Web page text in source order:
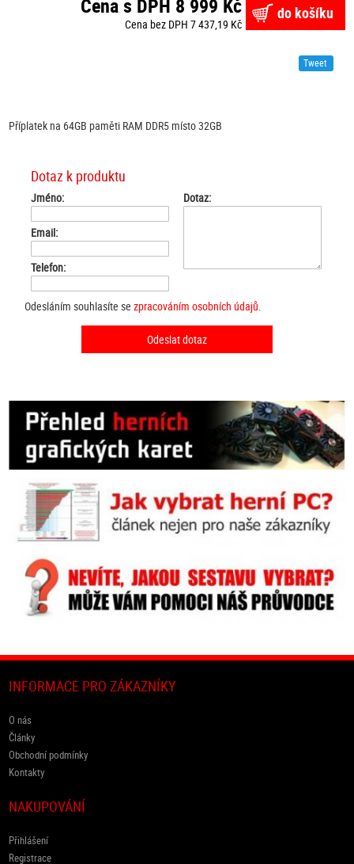
Cena s DPH 8 999 Kč
Cena bez DPH 7 437,19 Kč
do košíku
Tweet
Příplatek na 64GB paměti RAM DDR5 místo 32GB
Dotaz k produktu
Jméno:
Email:
Telefon:
Dotaz:
Odesláním souhlasíte sezpracováním osobních údajů.
INFORMACE PRO ZÁKAZNÍKY
O nás
Články
Obchodní podmínky
Kontakty
NAKUPOVÁNÍ
Přihlášení
Registrace